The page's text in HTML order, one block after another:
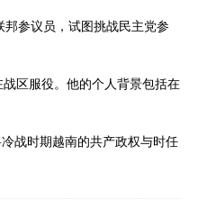
参议员，试图挑战民主党参
区服役。他的个人背景包括在
战时期越南的共产政权与时任